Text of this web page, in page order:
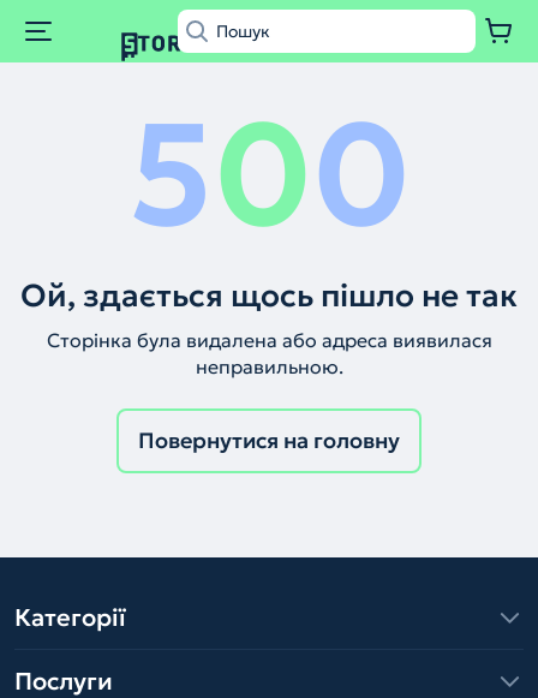
500
Ой, здається щось пішло не так
Сторінка була видалена або адреса виявилася
неправильною.
Повернутися на головну
Категорії
Послуги